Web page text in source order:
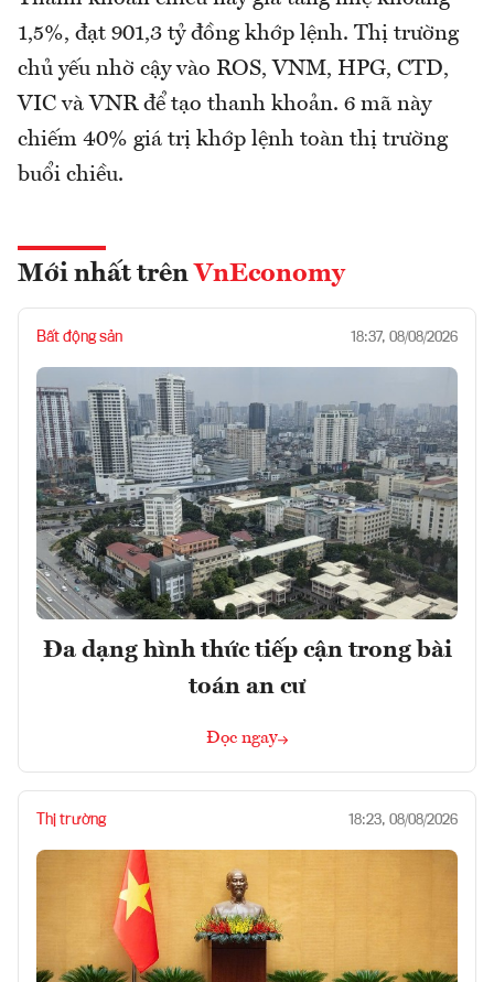
1,5%, đạt 901,3 tỷ đồng khớp lệnh. Thị trường
chủ yếu nhờ cậy vào ROS, VNM, HPG, CTD,
VIC và VNR để tạo thanh khoản. 6 mã này
chiếm 40% giá trị khớp lệnh toàn thị trường
buổi chiều.
Mới nhất trên VnEconomy
Bất động sản 18:37, 08/08/2026
Đa dạng hình thức tiếp cận trong bài
toán an cư
Đọc ngay
Thị trường 18:23, 08/08/2026